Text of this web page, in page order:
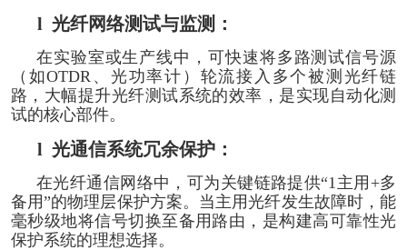
l 光纤网络测试与监测：
在实验室或生产线中，可快速将多路测试信号源
（如OTDR、光功率计）轮流接入多个被测光纤链
路，大幅提升光纤测试系统的效率，是实现自动化测
试的核心部件。
l 光通信系统冗余保护：
在光纤通信网络中，可为关键链路提供“1主用+多
备用”的物理层保护方案。当主用光纤发生故障时，能
毫秒级地将信号切换至备用路由，是构建高可靠性光
保护系统的理想选择。